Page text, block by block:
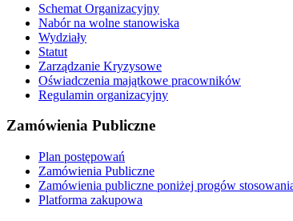
Schemat Organizacyjny
Nabór na wolne stanowiska
Wydziały
Statut
Zarządzanie Kryzysowe
Oświadczenia majątkowe pracowników
Regulamin organizacyjny
Zamówienia Publiczne
Plan postępowań
Zamówienia Publiczne
Zamówienia publiczne poniżej progów
Platforma zakupowa